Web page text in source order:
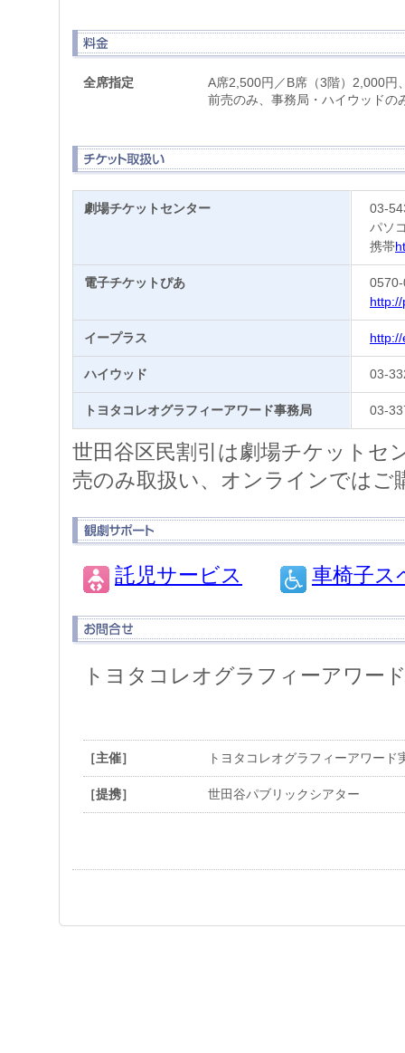
全席指定
A席2,500円／B席（3階）2,000円
前売のみ、事務局・ハイウッドの
劇場チケットセンター
03-
パソ
携帯
電子チケットぴあ
イープラス
ハイウッド 03-
トヨタコレオグラフィーアワード事務局 03-
世田谷区民割引は劇場チケットセ
売のみ取扱い、オンラインではご
託児サービス 車椅子ス
トヨタコレオグラフィーアワー
［主催］ トヨタコレオグラフィーアワー
［提携］ 世田谷パブリックシアター